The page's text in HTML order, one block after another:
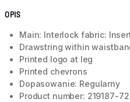
OPIS
Main: Interlock fabric:
Drawstring within
Printed logo at leg
Printed chevrons
Dopasowanie: Regularny
Product number: 219187-